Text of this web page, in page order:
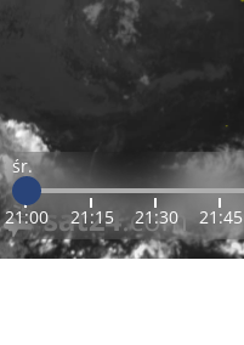
śr.
21:00 21:15 21:30 21:45